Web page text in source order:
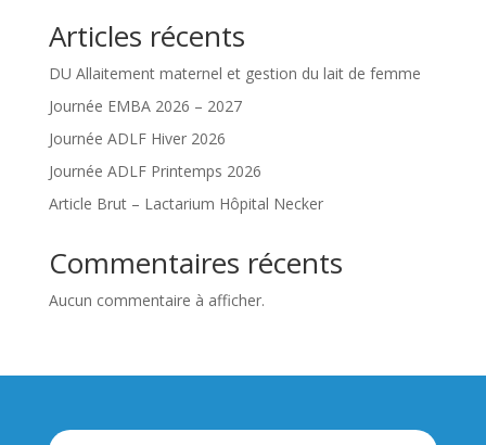
Articles récents
DU Allaitement maternel et gestion du lait de femme
Journée EMBA 2026 – 2027
Journée ADLF Hiver 2026
Journée ADLF Printemps 2026
Article Brut – Lactarium Hôpital Necker
Commentaires récents
Aucun commentaire à afficher.